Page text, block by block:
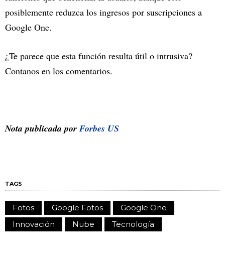
posiblemente reduzca los ingresos por suscripciones a
Google One.
¿Te parece que esta función resulta útil o intrusiva?
Contanos en los comentarios.
Nota publicada porForbes US
TAGS
Fotos Google Fotos
Google One
Innovación
Nube Tecnología